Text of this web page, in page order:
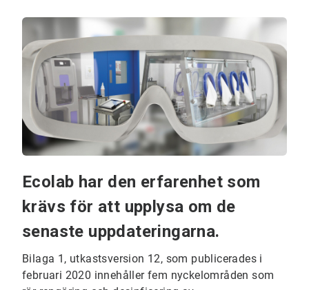
Ecolab har den erfarenhet som
krävs för att upplysa om de
senaste uppdateringarna.
Bilaga 1, utkastsversion 12, som publicerades i
februari 2020 innehåller fem nyckelområden som